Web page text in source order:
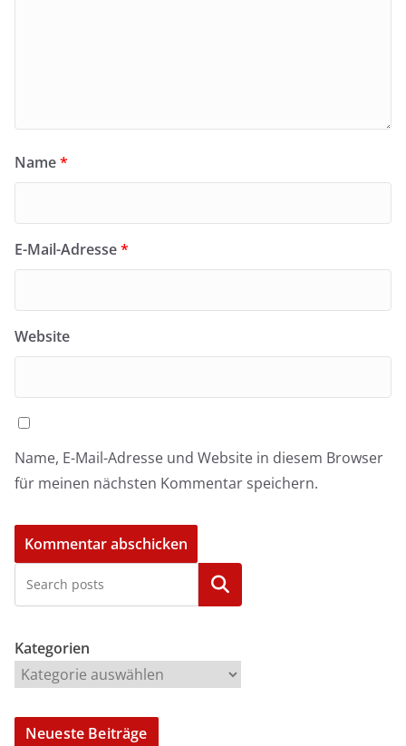
Name*
E-Mail-Adresse*
Website
Name, E-Mail-Adresse und Website in diesem Browser
für meinen nächsten Kommentar speichern.
Kategorien
Kategorien
Neueste Beiträge